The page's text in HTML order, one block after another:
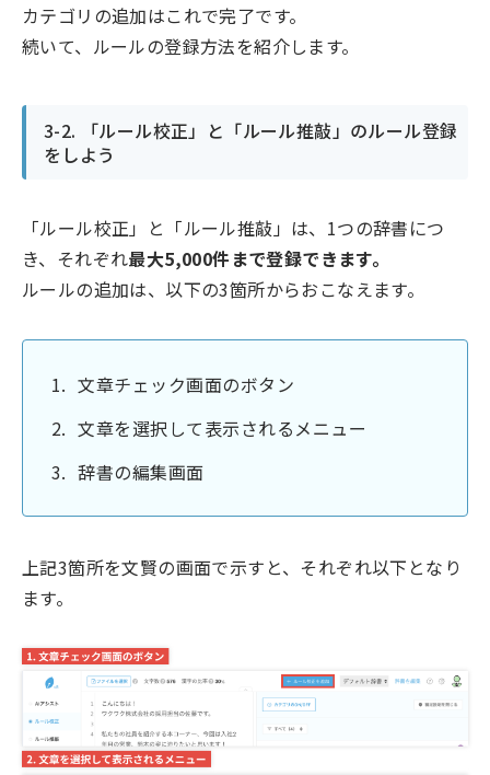
カテゴリの追加はこれで完了です。
続いて、ルールの登録方法を紹介します。
3-2. 「ルール校正」と「ルール推敲」のルール登録
をしよう
「ルール校正」と「ルール推敲」は、1つの辞書につ
き、それぞれ最大5,000件まで登録できます。
ルールの追加は、以下の3箇所からおこなえます。
文章チェック画面のボタン
文章を選択して表示されるメニュー
辞書の編集画面
上記3箇所を文賢の画面で示すと、それぞれ以下となり
ます。